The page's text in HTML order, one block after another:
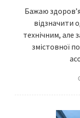
Бажаю
відзначити
технічним, але
змістовної